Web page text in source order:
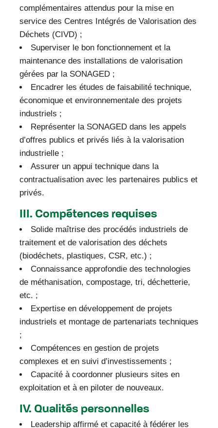
complémentaires attendus pour la mise en
service des Centres Intégrés de Valorisation des
Déchets (CIVD) ;
Superviser le bon fonctionnement et la
maintenance des installations de valorisation
gérées par la SONAGED ;
Encadrer les études de faisabilité technique,
économique et environnementale des projets
industriels ;
Représenter la SONAGED dans les appels
d’offres publics et privés liés à la valorisation
industrielle ;
Assurer un appui technique dans la
contractualisation avec les partenaires publics et
privés.
III. Compétences requises
Solide maîtrise des procédés industriels de
traitement et de valorisation des déchets
(biodéchets, plastiques, CSR, etc.) ;
Connaissance approfondie des technologies
de méthanisation, compostage, tri, déchetterie,
etc. ;
Expertise en développement de projets
industriels et montage de partenariats techniques
;
Compétences en gestion de projets
complexes et en suivi d’investissements ;
Capacité à coordonner plusieurs sites en
exploitation et à en piloter de nouveaux.
IV. Qualités personnelles
Leadership affirmé et capacité à fédérer les